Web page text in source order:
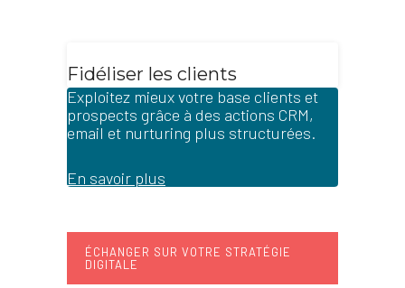
Fidéliser les clients
Exploitez mieux votre base clients et
prospects grâce à des actions CRM,
email et nurturing plus structurées.
En savoir plus
ÉCHANGER SUR VOTRE STRATÉGIE
DIGITALE